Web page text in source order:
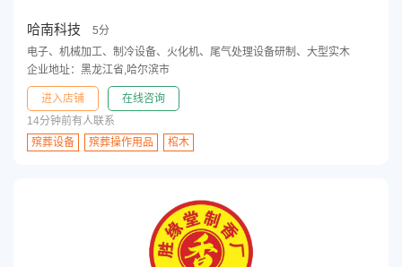
哈南科技
5分
电子、机械加工、制冷设备、火化机、尾气处理设备研制、大型实木
企业地址：黑龙江省,哈尔滨市
进入店铺
在线咨询
14分钟前有人联系
殡葬设备
殡葬操作用品 棺木